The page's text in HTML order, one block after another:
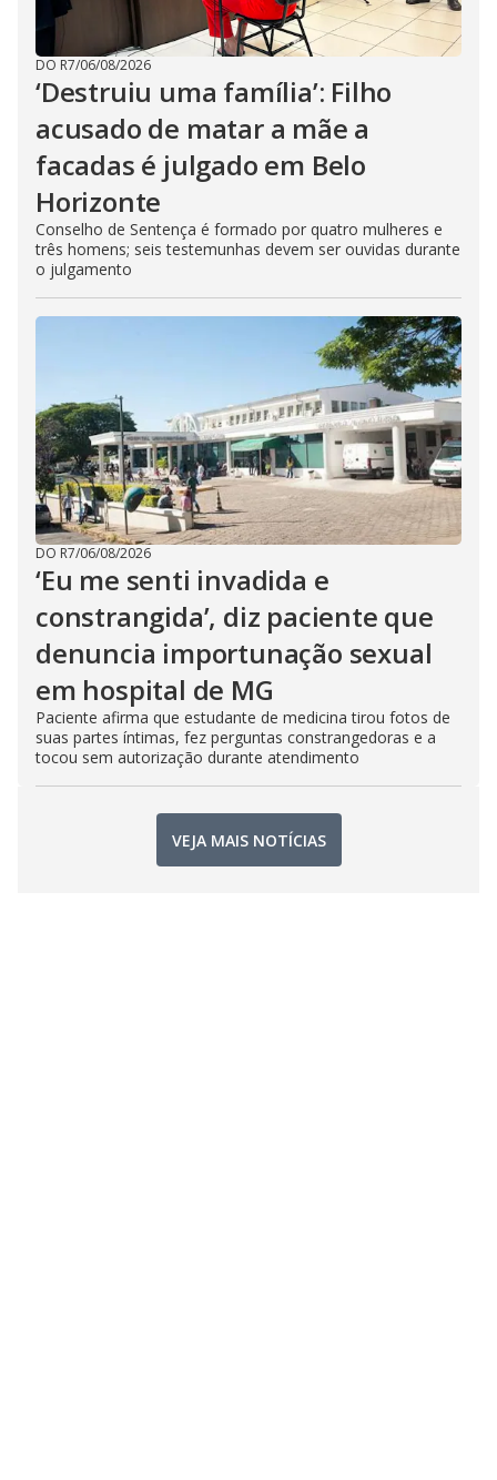
DO R7/06/08/2026
‘Destruiu uma família’: Filho
acusado de matar a mãe a
facadas é julgado em Belo
Horizonte
Conselho de Sentença é formado por quatro mulheres e
três homens; seis testemunhas devem ser ouvidas durante
o julgamento
DO R7/06/08/2026
‘Eu me senti invadida e
constrangida’, diz paciente que
denuncia importunação sexual
em hospital de MG
Paciente afirma que estudante de medicina tirou fotos de
suas partes íntimas, fez perguntas constrangedoras e a
tocou sem autorização durante atendimento
VEJA MAIS NOTÍCIAS